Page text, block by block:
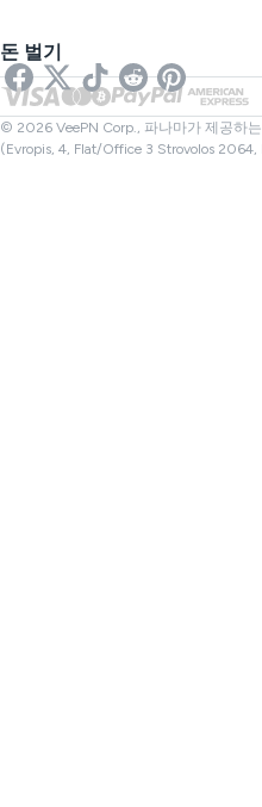
스트리밍을 위한 VPN
넷플릭스 VPN
온라인 SMS
링크 검사기
파일 검사기
영국 VPN
캐나다 VPN
터키 VPN
돈 벌기
제휴사
© 2026 VeePN Corp., 파나마가 제공하
(Evropis, 4, Flat/Office 3 Strovolos 2064,